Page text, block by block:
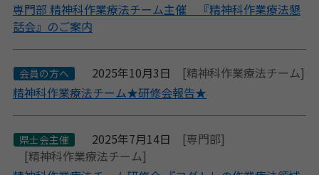
専門部 精神科作業療法チーム主催 『精神科作業療法懇
話会』のご案内
会員の方へ 2025年10月3日
[精神科作業療法チーム]
精神科作業療法チーム★研修会報告★
県士会主催 2025年7月14日
[専門部]
[精神科作業療法チーム]